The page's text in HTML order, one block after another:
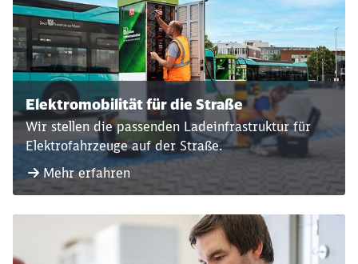
Elektromobilität für die Straße
Wir stellen die passenden Ladeinfrastruktur für
Elektrofahrzeuge auf der Straße.
Mehr erfahren